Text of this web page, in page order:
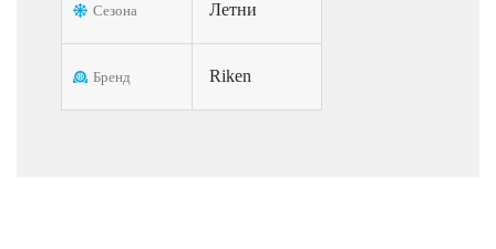
Сезона Летни
Бренд Riken